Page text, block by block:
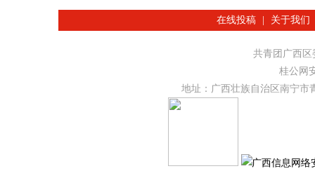
在线投稿 关于我们
共青团广西
桂公网
地址：广西壮族自治区南宁市